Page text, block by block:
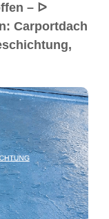
– ᐅ
Carportdach